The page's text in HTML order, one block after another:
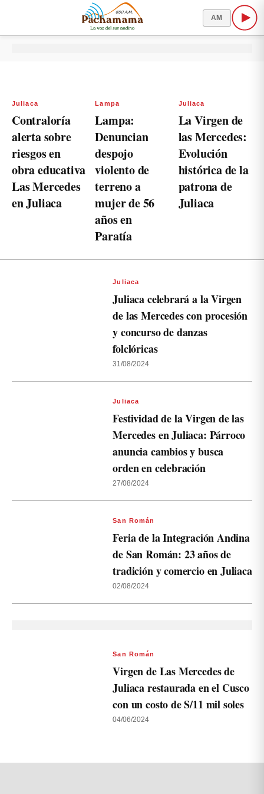
AM
Juliaca
Contraloría
alerta sobre
riesgos en
obra educativa
Las Mercedes
en Juliaca
Lampa
Lampa:
Denuncian
despojo
violento de
terreno a
mujer de 56
años en
Paratía
Juliaca
La Virgen de
las Mercedes:
Evolución
histórica de la
patrona de
Juliaca
Juliaca
Juliaca celebrará a la Virgen
de las Mercedes con procesión
y concurso de danzas
folclóricas
31/08/2024
Juliaca
Festividad de la Virgen de las
Mercedes en Juliaca: Párroco
anuncia cambios y busca
orden en celebración
27/08/2024
San Román
Feria de la Integración Andina
de San Román: 23 años de
tradición y comercio en Juliaca
02/08/2024
San Román
Virgen de Las Mercedes de
Juliaca restaurada en el Cusco
con un costo de S/11 mil soles
04/06/2024